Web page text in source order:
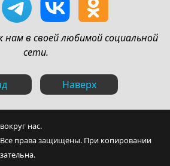
нам в своей любимой социальной
сети.
Наверх
нас.
права защищены. При копировании